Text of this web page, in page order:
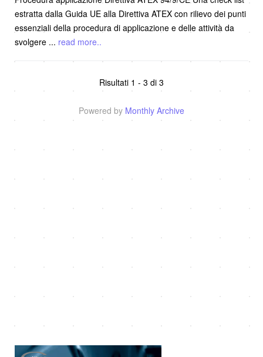
estratta dalla Guida UE alla Direttiva ATEX con rilievo dei punti
essenziali della procedura di applicazione e delle attività da
svolgere ... read more..
Risultati 1 - 3 di 3
Powered by Monthly Archive